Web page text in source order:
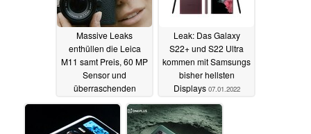
Massive Leaks
enthüllen die Leica
M11 samt Preis, 60 MP
Sensor und
überraschenden
08.01.2022
Leak: Das Galaxy
S22+ und S22 Ultra
kommen mit Samsungs
bisher hellsten
Displays 07.01.2022